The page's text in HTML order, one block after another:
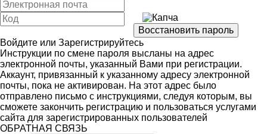
Войдите или Зарегистрируйтесь
Инструкции по смене пароля высланы на адрес
электронной почты, указанный Вами при регистрации.
Аккаунт, привязанный к указанному адресу электронной
почты, пока не активирован. На этот адрес было
отправлено письмо с инструкциями, следуя которым, вы
сможете закончить регистрацию и пользоваться услугами
сайта для зарегистрированных пользователей
ОБРАТНАЯ СВЯЗЬ